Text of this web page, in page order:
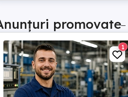
promovate–
1